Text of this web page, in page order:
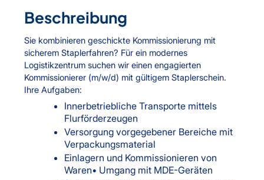
Beschreibung
Sie kombinieren geschickte Kommissionierung mit
sicherem Staplerfahren? Für ein modernes
Logistikzentrum suchen wir einen engagierten
Kommissionierer (m/w/d) mit gültigem Staplerschein.
Ihre Aufgaben:
Innerbetriebliche Transporte mittels
Flurförderzeugen
Versorgung vorgegebener Bereiche mit
Verpackungsmaterial
Einlagern und Kommissionieren von
Waren• Umgang mit MDE-Geräten